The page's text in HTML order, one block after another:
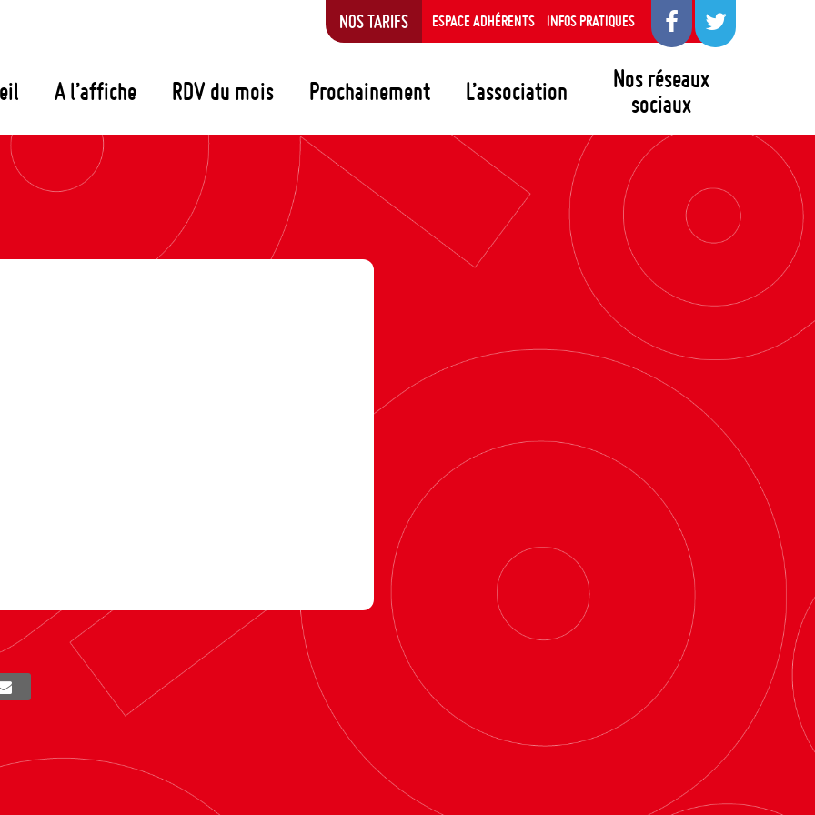
A l’affiche RDV du mois Prochainement L’association
Nos réseaux
sociaux
NOS TARIFS ESPACE ADHÉRENTS INFOS PRATIQUES